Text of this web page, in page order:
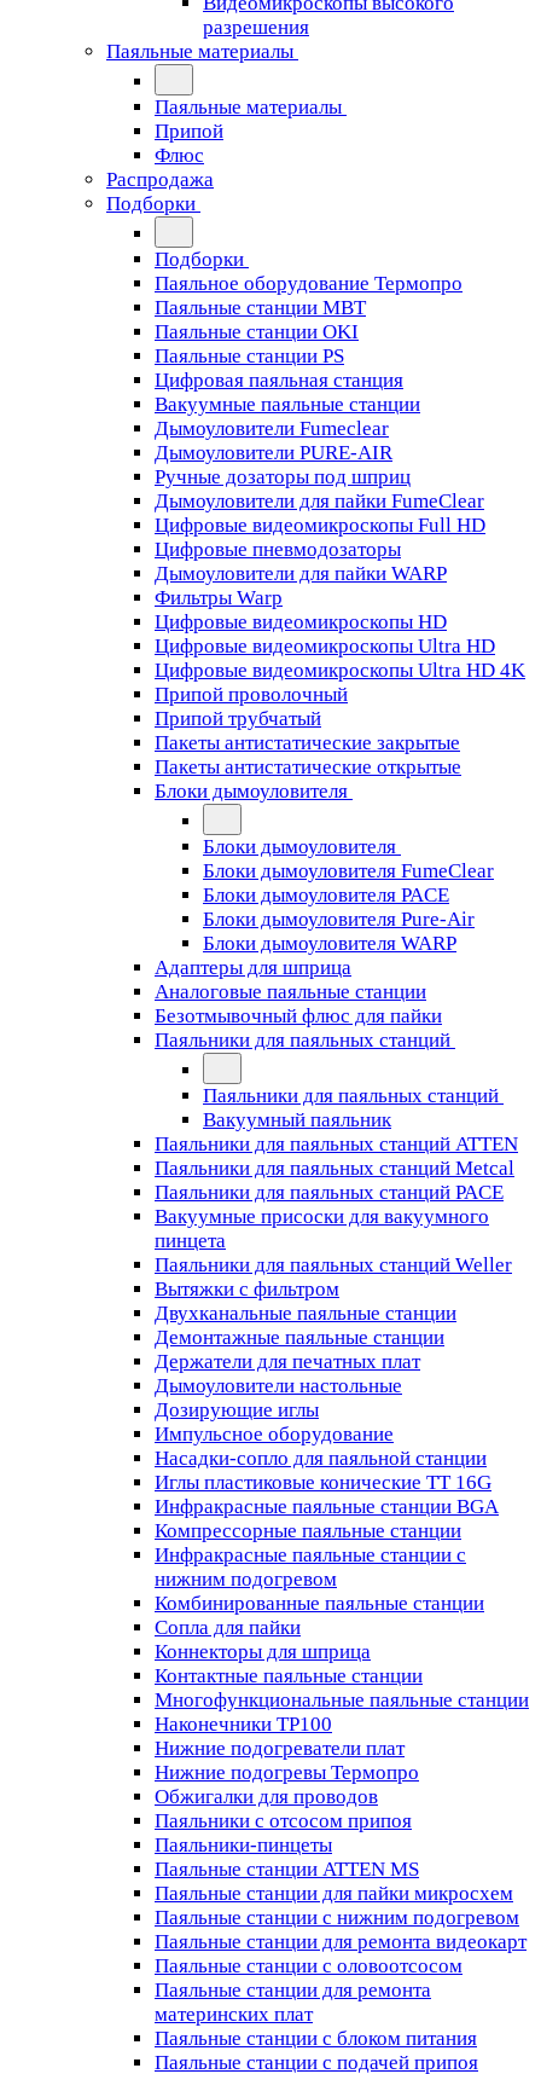
разрешения
Паяльные материалы
Паяльные материалы
Припой
Флюс
Распродажа
Подборки
Подборки
Паяльное оборудование Термопро
Паяльные станции MBT
Паяльные станции OKI
Паяльные станции PS
Цифровая паяльная станция
Вакуумные паяльные станции
Дымоуловители Fumeclear
Дымоуловители PURE-AIR
Ручные дозаторы под шприц
Дымоуловители для пайки FumeClear
Цифровые видеомикроскопы Full HD
Цифровые пневмодозаторы
Дымоуловители для пайки WARP
Фильтры Warp
Цифровые видеомикроскопы HD
Цифровые видеомикроскопы Ultra HD
Цифровые видеомикроскопы Ultra HD 4K
Припой проволочный
Припой трубчатый
Пакеты антистатические закрытые
Пакеты антистатические открытые
Блоки дымоуловителя
Блоки дымоуловителя
Блоки дымоуловителя FumeClear
Блоки дымоуловителя PACE
Блоки дымоуловителя Pure-Air
Блоки дымоуловителя WARP
Адаптеры для шприца
Аналоговые паяльные станции
Безотмывочный флюс для пайки
Паяльники для паяльных станций
Паяльники для паяльных станций
Вакуумный паяльник
Паяльники для паяльных станций ATTEN
Паяльники для паяльных станций Metcal
Паяльники для паяльных станций PACE
Вакуумные присоски для вакуумного
пинцета
Паяльники для паяльных станций Weller
Вытяжки с фильтром
Двухканальные паяльные станции
Демонтажные паяльные станции
Держатели для печатных плат
Дымоуловители настольные
Дозирующие иглы
Импульсное оборудование
Насадки-сопло для паяльной станции
Иглы пластиковые конические TT 16G
Инфракрасные паяльные станции BGA
Компрессорные паяльные станции
Инфракрасные паяльные станции с
нижним подогревом
Комбинированные паяльные станции
Сопла для пайки
Коннекторы для шприца
Контактные паяльные станции
Многофункциональные паяльные станции
Наконечники TP100
Нижние подогреватели плат
Нижние подогревы Термопро
Обжигалки для проводов
Паяльники с отсосом припоя
Паяльники-пинцеты
Паяльные станции ATTEN MS
Паяльные станции для пайки микросхем
Паяльные станции с нижним подогревом
Паяльные станции для ремонта видеокарт
Паяльные станции с оловоотсосом
Паяльные станции для ремонта
материнских плат
Паяльные станции с блоком питания
Паяльные станции с подачей припоя